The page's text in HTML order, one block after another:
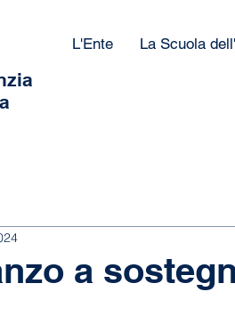
L'Ente La Scuola
a